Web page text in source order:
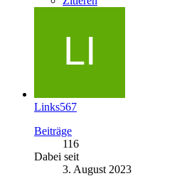
Links567
Beiträge
116
Dabei seit
3. August 2023